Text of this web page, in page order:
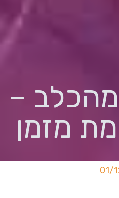
מהכלב –
מזמן
01/